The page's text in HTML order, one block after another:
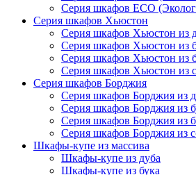
Серия шкафов ECO
Серия шкафов Хьюстон
Серия шкафов Хьюстон из
Серия шкафов Хьюстон из
Серия шкафов Хьюстон из
Серия шкафов Хьюстон из
Серия шкафов Борджия
Серия шкафов Борджия из
Серия шкафов Борджия из
Серия шкафов Борджия из
Серия шкафов Борджия из
Шкафы-купе из массива
Шкафы-купе из дуба
Шкафы-купе из бука